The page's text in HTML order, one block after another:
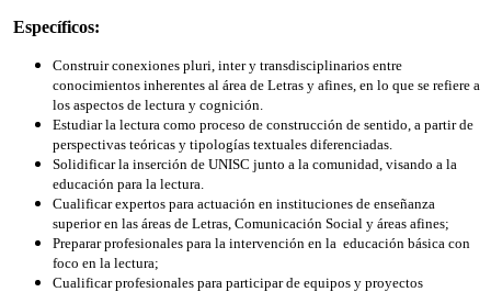
Específicos:
Construir conexiones pluri, inter y transdisciplinarios entre
conocimientos inherentes al área de Letras y afines, en lo que se refiere a
los aspectos de lectura y cognición.
Estudiar la lectura como proceso de construcción de sentido, a partir de
perspectivas teóricas y tipologías textuales diferenciadas.
Solidificar la inserción de UNISC junto a la comunidad, visando a la
educación para la lectura.
Cualificar expertos para actuación en instituciones de enseñanza
superior en las áreas de Letras, Comunicación Social y áreas afines;
Preparar profesionales para la intervención en la educación básica con
foco en la lectura;
Cualificar profesionales para participar de equipos y proyectos